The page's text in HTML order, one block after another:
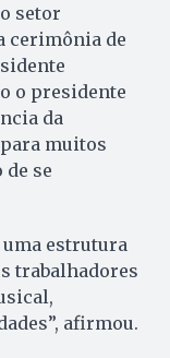
setor
cerimônia de
o presidente
da
muitos
se
estrutura
trabalhadores
afirmou.